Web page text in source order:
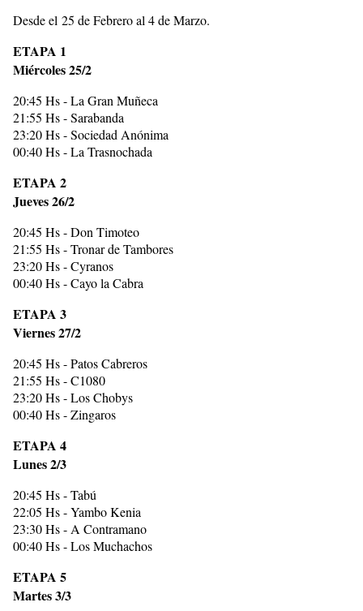
Desde el 25 de Febrero al 4 de Marzo.
ETAPA 1
Miércoles 25/2
20:45 Hs - La Gran Muñeca
21:55 Hs - Sarabanda
23:20 Hs - Sociedad Anónima
00:40 Hs - La Trasnochada
ETAPA 2
Jueves 26/2
20:45 Hs - Don Timoteo
21:55 Hs - Tronar de Tambores
23:20 Hs - Cyranos
00:40 Hs - Cayo la Cabra
ETAPA 3
Viernes 27/2
20:45 Hs - Patos Cabreros
21:55 Hs - C1080
23:20 Hs - Los Chobys
00:40 Hs - Zingaros
ETAPA 4
Lunes 2/3
20:45 Hs - Tabú
22:05 Hs - Yambo Kenia
23:30 Hs - A Contramano
00:40 Hs - Los Muchachos
ETAPA 5
Martes 3/3